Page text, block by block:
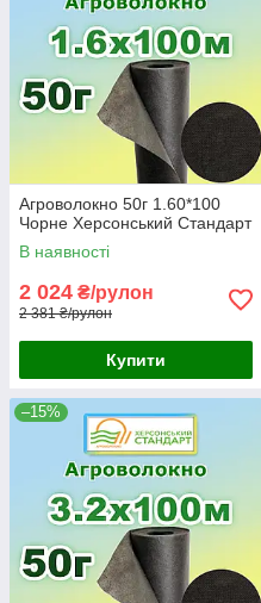
Агроволокно 50г 1.60*100
Чорне Херсонський Стандарт
В наявності
2 024 ₴/рулон
2 381 ₴/рулон
Купити
–15%